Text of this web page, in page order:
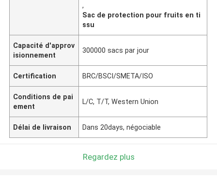
,
Sac de protection pour fruits en ti
ssu
Capacité d'approv
isionnement
300000 sacs par jour
Certification BRC/BSCI/SMETA/ISO
Conditions de pai
ement
L/C, T/T, Western Union
Délai de livraison Dans 20days, négociable
Regardez plus